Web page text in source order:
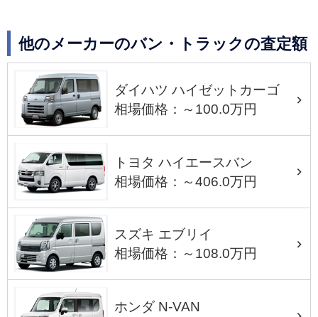
他のメーカーのバン・トラックの査定額
ダイハツ ハイゼットカーゴ
相場価格：～100.0万円
トヨタ ハイエースバン
相場価格：～406.0万円
スズキ エブリイ
相場価格：～108.0万円
ホンダ N-VAN